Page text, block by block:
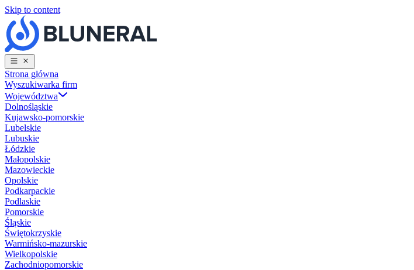
Skip to content
Strona główna
Wyszukiwarka firm
Województwa
Dolnośląskie
Kujawsko-pomorskie
Lubelskie
Lubuskie
Łódzkie
Małopolskie
Mazowieckie
Opolskie
Podkarpackie
Podlaskie
Pomorskie
Śląskie
Świętokrzyskie
Warmińsko-mazurskie
Wielkopolskie
Zachodniopomorskie